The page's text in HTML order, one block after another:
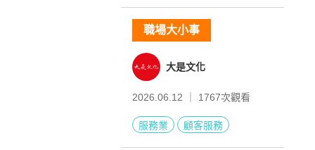
職場大小事
大是文化
2026.06.12 ｜ 1767次觀看
服務業 顧客服務